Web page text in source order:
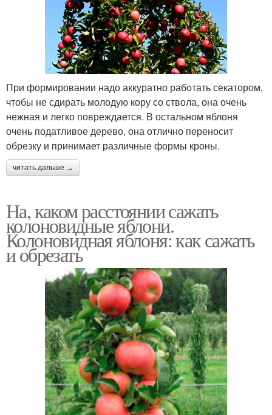
При формировании надо аккуратно работать секатором,
чтобы не сдирать молодую кору со ствола, она очень
нежная и легко повреждается. В остальном яблоня
очень податливое дерево, она отлично переносит
обрезку и принимает различные формы кроны.
читать дальше →
На, каком расстоянии сажать
колоновидные яблони.
Колоновидная яблоня: как сажать
и обрезать